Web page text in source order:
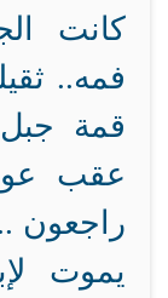
كانت
فمه..
قمة
عقب
راجعون ..
يموت